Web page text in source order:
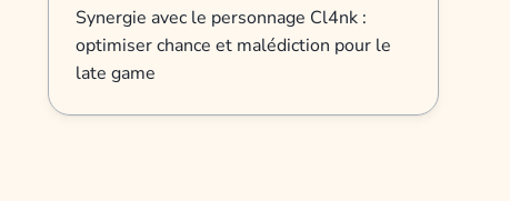
Synergie avec le personnage Cl4nk :
optimiser chance et malédiction pour le
late game